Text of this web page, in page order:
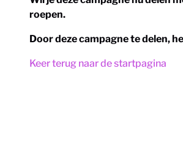
roepen.
Door deze campagne te delen,
Keer terug naar de startpagina